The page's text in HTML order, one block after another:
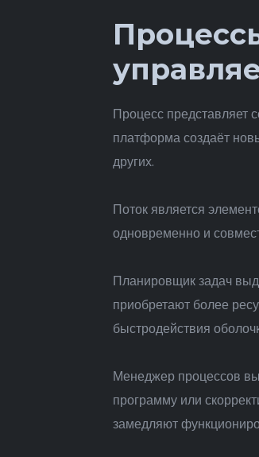
Процесс представляет
платформа создаёт
других.
Поток является
одновременно и
Планировщик задач
приобретают более
быстродействия
Менеджер процессов
программу или
замедляют